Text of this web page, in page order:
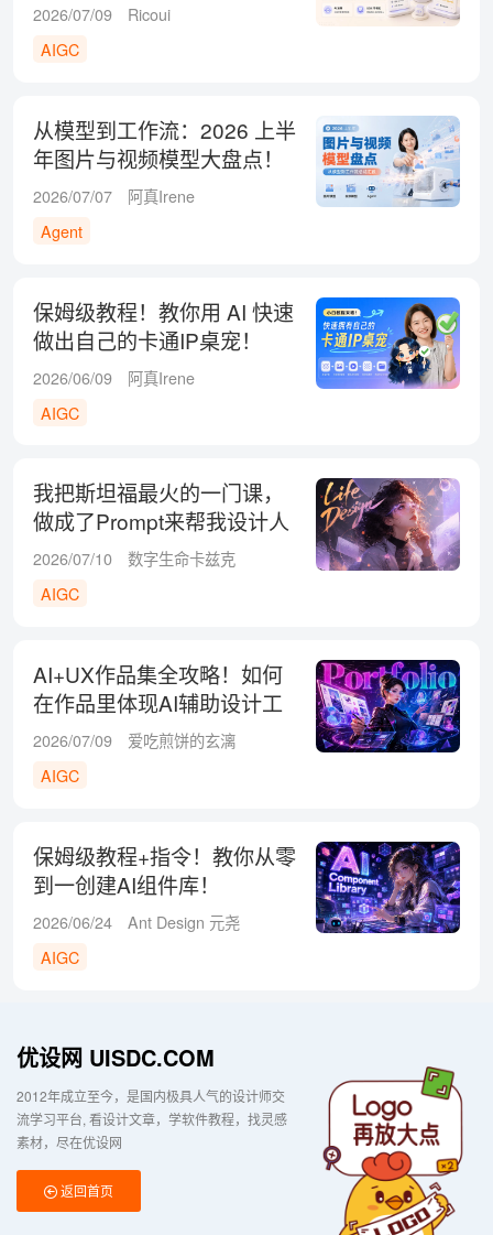
2026/07/09
Ricoui
AIGC
从模型到工作流：2026 上半
年图片与视频模型大盘点！
2026/07/07
阿真Irene
Agent
保姆级教程！教你用 AI 快速
做出自己的卡通IP桌宠！
2026/06/09
阿真Irene
AIGC
我把斯坦福最火的一门课，
做成了Prompt来帮我设计人
生！
2026/07/10
数字生命卡兹克
AIGC
AI+UX作品集全攻略！如何
在作品里体现AI辅助设计工
作流？
2026/07/09
爱吃煎饼的玄漓
AIGC
保姆级教程+指令！教你从零
到一创建AI组件库！
2026/06/24
Ant Design 元尧
AIGC
优设网 UISDC.COM
2012年成立至今，是国内极具人气的设计师交
流学习平台 看设计文章，学软件教程，找灵感
素材，尽在优设网
返回首页